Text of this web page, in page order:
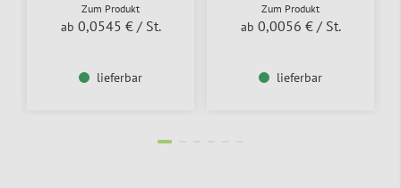
Zum Produkt
ab 0,0545 € / St.
lieferbar
Zum Produkt
ab 0,0056 € / St.
lieferbar